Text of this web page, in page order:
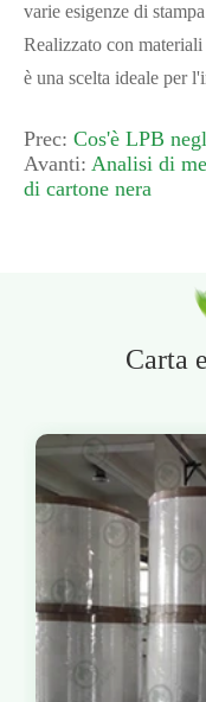
varie esigenze di
Realizzato con
è una scelta ideale per
Prec: Cos'è LPB
Avanti: Analisi di
di cartone nera
Carta